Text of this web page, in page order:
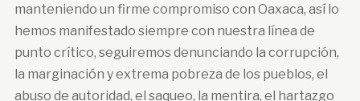
manteniendo un firme compromiso con Oaxaca, así lo
hemos manifestado siempre con nuestra línea de
punto crítico, seguiremos denunciando la corrupción,
la marginación y extrema pobreza de los pueblos, el
abuso de autoridad, el saqueo, la mentira, el hartazgo